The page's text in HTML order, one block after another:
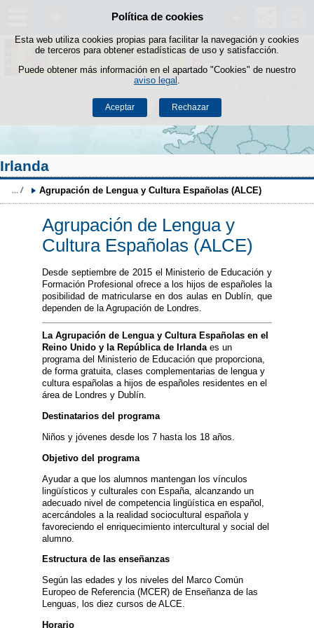
Política de cookies
Esta web utiliza cookies propias para facilitar la navegación y cookies
de terceros para obtener estadísticas de uso y satisfacción.
Puede obtener más información en el apartado "Cookies" de nuestro
aviso legal
Aceptar Rechazar
Saltar al contenido
Irlanda
Agrupación de Lengua y Cultura Españolas (ALCE)
Agrupación de Lengua y
Cultura Españolas (ALCE)
Desde septiembre de 2015 el Ministerio de Educación y
Formación Profesional ofrece a los hijos de españoles la
posibilidad de matricularse en dos aulas en Dublín, que
dependen de la Agrupación de Londres.
La Agrupación de Lengua y Cultura Españolas en el
Reino Unido y la República de Irlandaes un
programa del Ministerio de Educación que proporciona,
de forma gratuita, clases complementarias de lengua y
cultura españolas a hijos de españoles residentes en el
área de Londres y Dublín.
Destinatarios del programa
Niños y jóvenes desde los 7 hasta los 18 años.
Objetivo del programa
Ayudar a que los alumnos mantengan los vínculos
lingüísticos y culturales con España, alcanzando un
adecuado nivel de competencia lingüística en español,
acercándoles a la realidad sociocultural española y
favoreciendo el enriquecimiento intercultural y social del
alumno.
Estructura de las enseñanzas
Según las edades y los niveles del Marco Común
Europeo de Referencia (MCER) de Enseñanza de las
Lenguas, los diez cursos de ALCE.
Horario